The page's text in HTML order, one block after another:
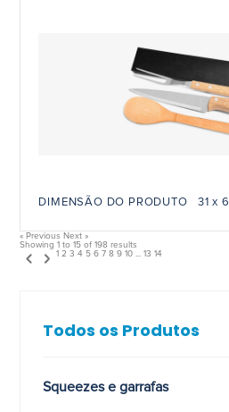
Todos os Produtos
Squeezes e garrafas
DIMENSÃO DO PRODUTO 31 x
« Previous Next »
Showing1 to15 of198 results
1 2 3 4 5 6 7 8 9 10 ... 13 14